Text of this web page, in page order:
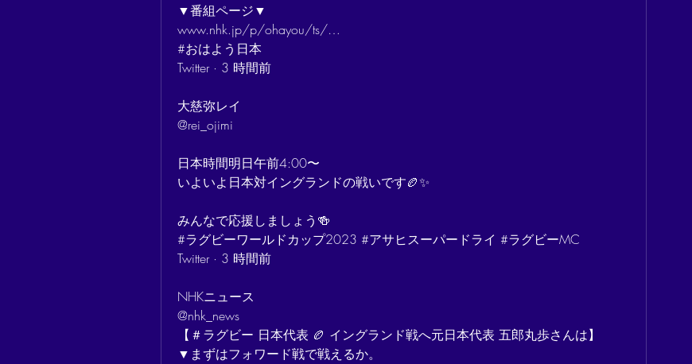
▼番組ページ▼
www.nhk.jp/p/ohayou/ts/…
#おはよう日本
Twitter · 3 時間前
大慈弥レイ
@rei_ojimi
日本時間明日午前4:00〜
いよいよ日本対イングランドの戦いです🏉✨
みんなで応援しましょう🍻
#ラグビーワールドカップ2023 #アサヒスーパードライ #ラグビーMC
Twitter · 3 時間前
NHKニュース
@nhk_news
【＃ラグビー 日本代表 🏉 イングランド戦へ元日本代表 五郎丸歩さんは】
▼まずはフォワード戦で戦えるか。